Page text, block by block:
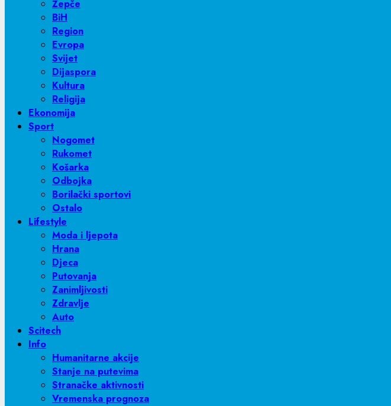
Žepče
BiH
Region
Evropa
Svijet
Dijaspora
Kultura
Religija
Ekonomija
Sport
Nogomet
Rukomet
Košarka
Odbojka
Borilački sportovi
Ostalo
Lifestyle
Moda i ljepota
Hrana
Djeca
Putovanja
Zanimljivosti
Zdravlje
Auto
Scitech
Info
Humanitarne akcije
Stanje na putevima
Stranačke aktivnosti
Vremenska prognoza